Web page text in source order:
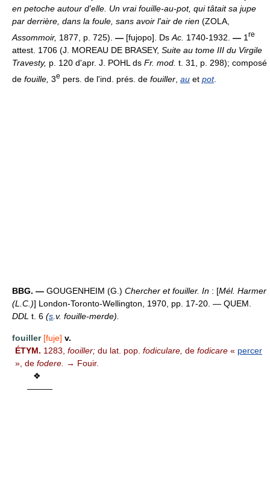
en petoche autour d'elle. Un vrai fouille-au-pot, qui tâtait sa jupe
par derrière, dans la foule, sans avoir l'air de rien (ZOLA,
Assommoir, 1877, p. 725). — [fujopo]. Ds Ac. 1740-1932. — 1 re
attest. 1706 (J. MOREAU DE BRASEY, Suite au tome III du Virgile
Travesty, p. 120 d'apr. J. POHL ds Fr. mod. t. 31, p. 298); composé
de fouille, 3e pers. de l'ind. prés. de fouiller au et pot.
BBG. — GOUGENHEIM (G.) Chercher et fouiller. In : [Mél. Harmer
(L.C.)] London-Toronto-Wellington, 1970, pp. 17-20. — QUEM.
DDL t. 6 (s .v. fouille-merde).
fouiller [fuje] v.
ÉTYM. 1283, fooiller; du lat. pop. fodiculare, de fodicare « percer
», de fodere.
→ Fouir.
❖
———